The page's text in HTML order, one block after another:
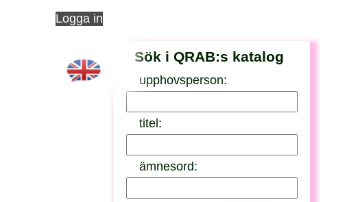
Logga in
Sök i QRAB:s katalog
upphovsperson:
titel:
ämnesord: